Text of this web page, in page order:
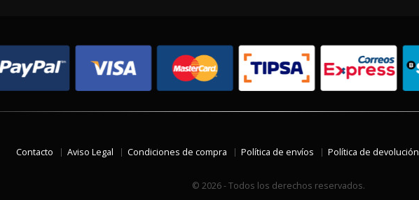
Contacto Aviso Legal Condiciones de compra Política de envíos Política de devolución
© 2026 - Todos los derechos reservados.